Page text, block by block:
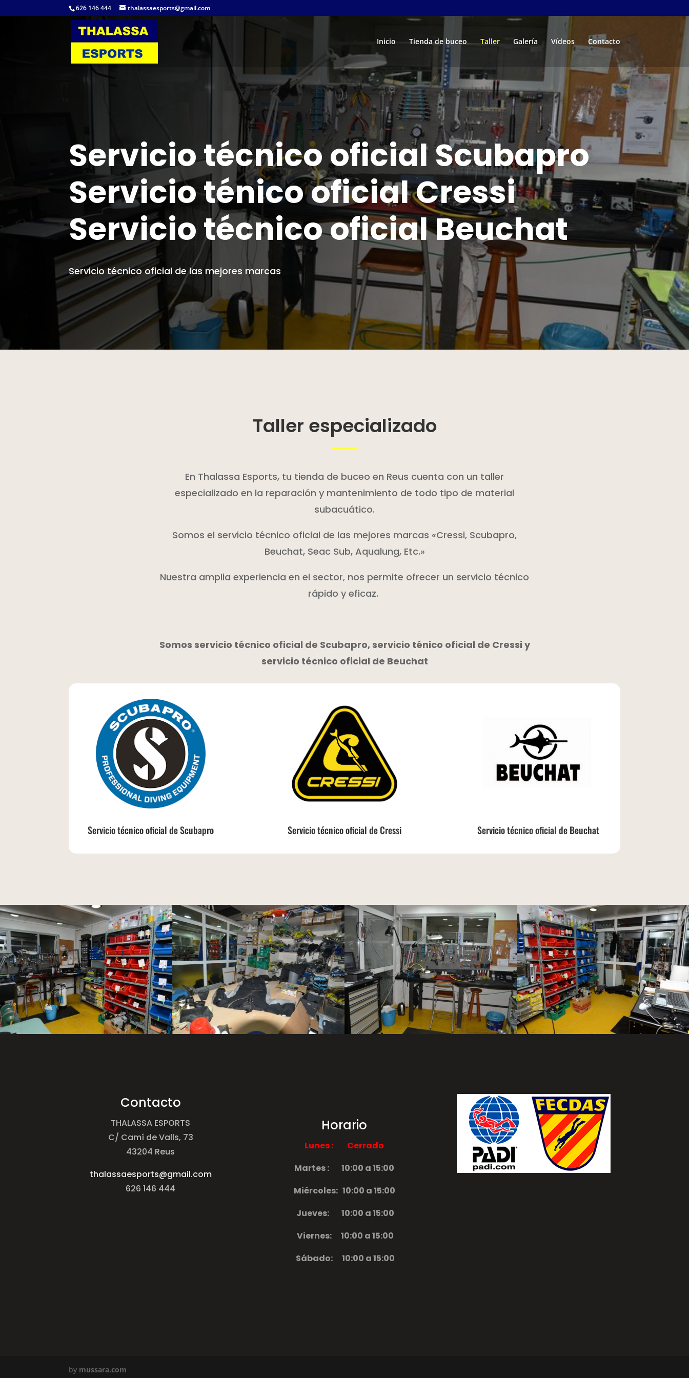
626 146 444 thalassaesports@gmail.com
Inicio Tienda de buceo Taller Galería Vídeos Contacto
Servicio técnico oficial Scubapro
Servicio ténico oficial Cressi
Servicio técnico oficial Beuchat
Servicio técnico oficial de las mejores marcas
Taller especializado
En Thalassa Esports, tu tienda de buceo en Reus cuenta con un taller
especializado en la reparación y mantenimiento de todo tipo de material
subacuático.
Somos el servicio técnico oficial de las mejores marcas «Cressi, Scubapro,
Beuchat, Seac Sub, Aqualung, Etc.»
Nuestra amplia experiencia en el sector, nos permite ofrecer un servicio técnico
rápido y eficaz.
Somos servicio técnico oficial de Scubapro, servicio ténico oficial de Cressi y
servicio técnico oficial de Beuchat
Servicio técnico oficial de Scubapro Servicio técnico oficial de Cressi Servicio técnico oficial de Beuchat
Contacto
THALASSA ESPORTS
C/ Camí de Valls, 73
43204 Reus
thalassaesports@gmail.com
626 146 444
Horario
Lunes : Cerrado
Martes : 10:00 a 15:00
Miércoles:10:00 a 15:00
Jueves: 10:00 a 15:00
Viernes:10:00 a 15:00
Sábado: 10:00 a 15:00
by mussara.com